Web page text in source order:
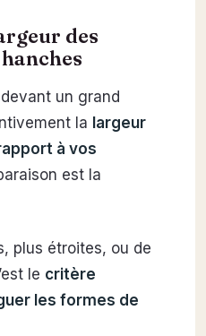
des
un grand
la largeur
à vos
est la
plus étroites, ou de
le critère
les formes de